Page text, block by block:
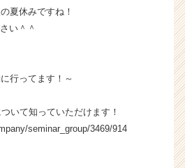
夏休みですね！
い＾＾
行ってます！～
いて知っていただけます！
seminar_group/3469/914